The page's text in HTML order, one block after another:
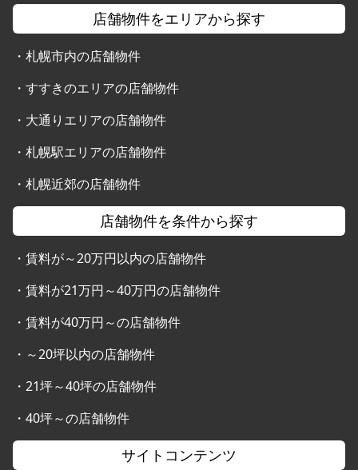
店舗物件をエリアから探す
・ 札幌市内の店舗物件
・ すすきのエリアの店舗物件
・ 大通りエリアの店舗物件
・ 札幌駅エリアの店舗物件
・ 札幌近郊の店舗物件
店舗物件を条件から探す
・ 賃料が～20万円以内の店舗物件
・ 賃料が21万円～40万円の店舗物件
・ 賃料が40万円～の店舗物件
・ ～20坪以内の店舗物件
・ 21坪～40坪の店舗物件
・ 40坪～の店舗物件
サイトコンテンツ